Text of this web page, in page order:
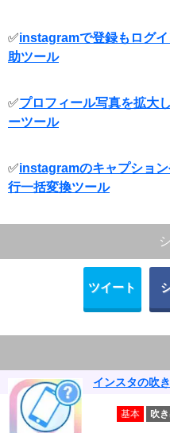
✅instagramで登録もログ
助ツール
✅プロフィール写真を拡大
ーツール
✅instagramのキャプショ
行一括変換ツール
ツイート
インスタの吹
基本 吹